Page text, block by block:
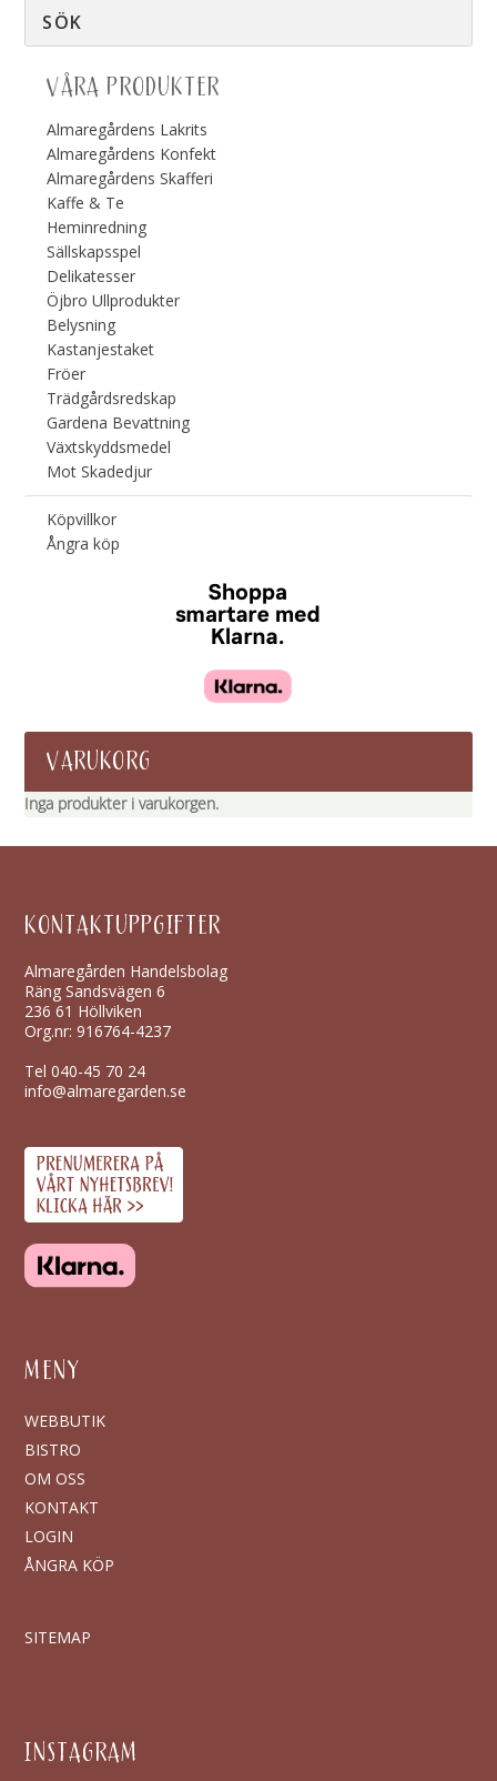
VÅRA PRODUKTER
Almaregårdens Lakrits
Almaregårdens Konfekt
Almaregårdens Skafferi
Kaffe & Te
Heminredning
Sällskapsspel
Delikatesser
Öjbro Ullprodukter
Belysning
Kastanjestaket
Fröer
Trädgårdsredskap
Gardena Bevattning
Växtskyddsmedel
Mot Skadedjur
Köpvillkor
Ångra köp
VARUKORG
Inga produkter i varukorgen.
KONTAKTUPPGIFTER
Almaregården Handelsbolag
Räng Sandsvägen 6
236 61 Höllviken
Org.nr: 916764-4237
Tel040-45 70 24
info@almaregarden.se
MENY
WEBBUTIK
BISTRO
OM OSS
KONTAKT
LOGIN
ÅNGRA KÖP
SITEMAP
INSTAGRAM